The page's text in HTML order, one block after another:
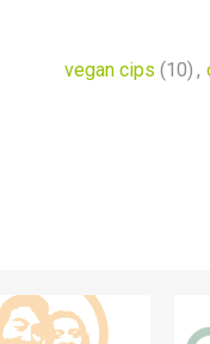
vegan cips (10) ,